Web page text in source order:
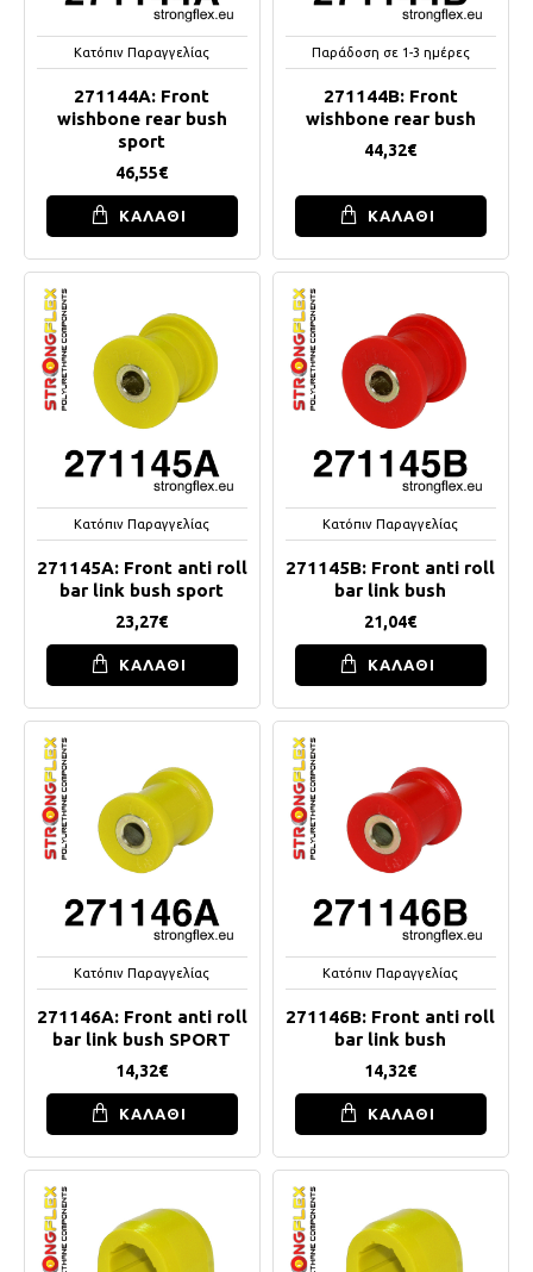
Κατόπιν Παραγγελίας
271144A: Front
wishbone rear bush
sport
46,55€
ΚΑΛΑΘΙ
Παράδοση σε 1-3 ημέρες
271144B: Front
wishbone rear bush
44,32€
ΚΑΛΑΘΙ
Κατόπιν Παραγγελίας
271145A: Front anti roll
bar link bush sport
23,27€
ΚΑΛΑΘΙ
Κατόπιν Παραγγελίας
271145B: Front anti roll
bar link bush
21,04€
ΚΑΛΑΘΙ
Κατόπιν Παραγγελίας
271146A: Front anti roll
bar link bush SPORT
14,32€
ΚΑΛΑΘΙ
Κατόπιν Παραγγελίας
271146B: Front anti roll
bar link bush
14,32€
ΚΑΛΑΘΙ